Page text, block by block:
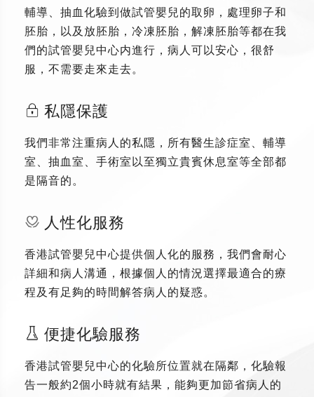
輔導、抽血化驗到做試管嬰兒的取卵，處理卵子和
胚胎，以及放胚胎，冷凍胚胎，解凍胚胎等都在我
們的試管嬰兒中心内進行，病人可以安心，很舒
服，不需要走來走去。
私隱保護
我們非常注重病人的私隱，所有醫生診症室、輔導
室、抽血室、手術室以至獨立貴賓休息室等全部都
是隔音的。
人性化服務
香港試管嬰兒中心提供個人化的服務，我們會耐心
詳細和病人溝通，根據個人的情況選擇最適合的療
程及有足夠的時間解答病人的疑惑。
便捷化驗服務
香港試管嬰兒中心的化驗所位置就在隔鄰，化驗報
告一般約2個小時就有結果，能夠更加節省病人的